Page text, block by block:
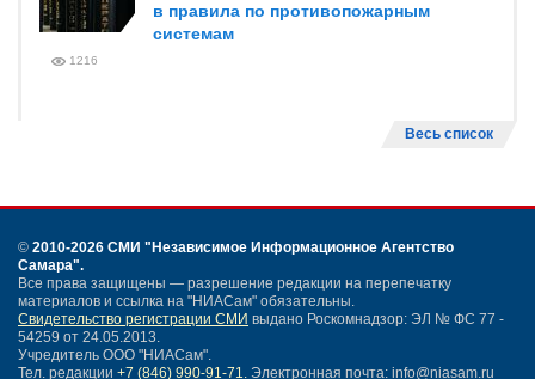
в правила по противопожарным
системам
1216
Весь список
© 2010-2026 СМИ "Независимое Информационное Агентство
Самара".
Все права защищены — разрешение редакции на перепечатку
материалов и ссылка на "НИАСам" обязательны.
Свидетельство регистрации СМИ выдано Роскомнадзор: ЭЛ № ФС 77 -
54259 от 24.05.2013.
Учредитель ООО "НИАСам".
Тел. редакции +7 (846) 990-91-71. Электронная почта: info@niasam.ru